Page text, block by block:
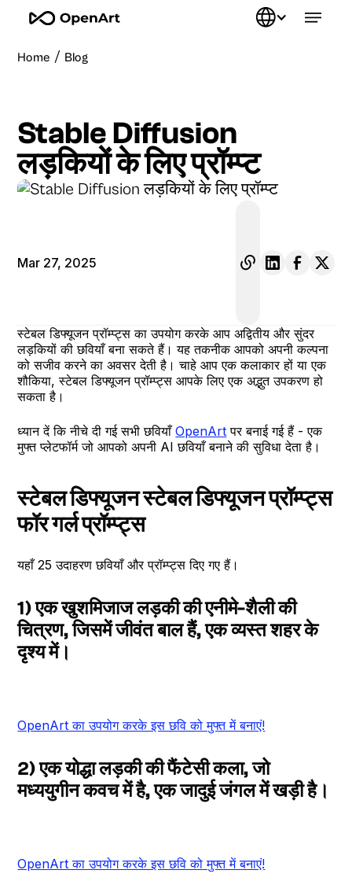
Home / Blog
Stable Diffusion
लड़कियों के लिए प्रॉम्प्ट
Mar 27, 2025
स्टेबल डिफ्यूजन प्रॉम्प्ट्स का उपयोग करके आप अद्वितीय और सुंदर
लड़कियों की छवियाँ बना सकते हैं। यह तकनीक आपको अपनी कल्पना
को सजीव करने का अवसर देती है। चाहे आप एक कलाकार हों या एक
शौकिया, स्टेबल डिफ्यूजन प्रॉम्प्ट्स आपके लिए एक अद्भुत उपकरण हो
सकता है।
ध्यान दें कि नीचे दी गई सभी छवियाँOpenArt पर बनाई गई हैं - एक
मुफ्त प्लेटफॉर्म जो आपको अपनी AI छवियाँ बनाने की सुविधा देता है।
स्टेबल डिफ्यूजन स्टेबल डिफ्यूजन प्रॉम्प्ट्स
फॉर गर्ल प्रॉम्प्ट्स
यहाँ 25 उदाहरण छवियाँ और प्रॉम्प्ट्स दिए गए हैं।
1) एक खुशमिजाज लड़की की एनीमे-शैली की
चित्रण, जिसमें जीवंत बाल हैं, एक व्यस्त शहर के
दृश्य में।
OpenArt का उपयोग करके इस छवि को मुफ्त में बनाएं!
2) एक योद्धा लड़की की फैंटेसी कला, जो
मध्ययुगीन कवच में है, एक जादुई जंगल में खड़ी है।
OpenArt का उपयोग करके इस छवि को मुफ्त में बनाएं!